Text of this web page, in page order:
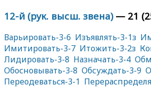
12-й (рук. высш. звена)— 21
Варьировать-3-6 Изъявлять-3-1з
Имитировать-3-7 Итожить-3-2з
Лидировать-3-8 Назначать-3-4
Обосновывать-3-8 Обсуждать-3-9
Переодеваться-3-1